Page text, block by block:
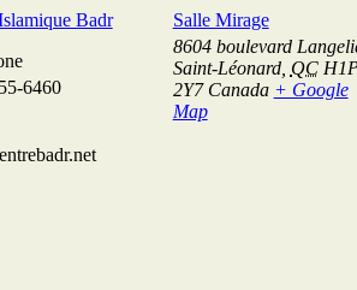
Badr
6460
Salle Mirage
8604 boulevard
Saint-Léonard, QC
2Y7 Canada + Google
Map